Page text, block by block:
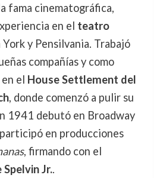
fama cinematográfica,
en el teatro
y Pensilvania. Trabajó
compañías y como
el House Settlement del
, donde comenzó a pulir su
1941 debutó en Broadway
en producciones
, firmando con el
Jr..